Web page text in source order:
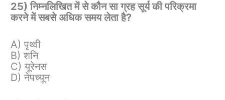
25) निम्नलिखित में से कौन सा ग्रह सूर्य की परिक्रमा
करने में सबसे अधिक समय लेता है?
A) पृथ्वी
B) शनि
C) यूरेनस
D) नेपच्यून